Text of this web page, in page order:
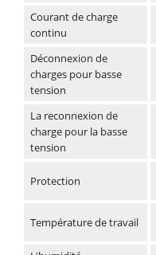
Courant de charge
continu
Déconnexion de
charges pour basse
tension
La reconnexion de
charge pour la basse
tension
Protection
Température de travail